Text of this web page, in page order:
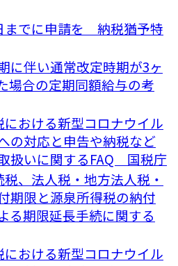
までに申請を 納税猶予特
に伴い通常改定時期が3ヶ
場合の定期同額給与の考
おける新型コロナウイル
の対応と申告や納税など
扱いに関するFAQ 国税庁
、法人税・地方法人税・
期限と源泉所得税の納付
る期限延長手続に関する
おける新型コロナウイル